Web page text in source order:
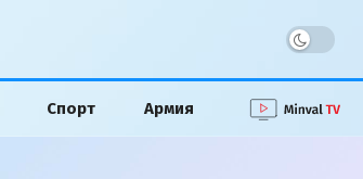
Спорт Армия